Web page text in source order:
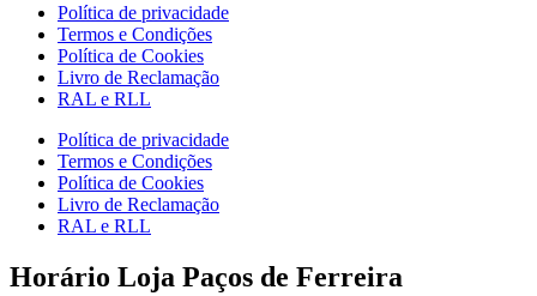
Política de privacidade
Termos e Condições
Política de Cookies
Livro de Reclamação
RAL e RLL
Política de privacidade
Termos e Condições
Política de Cookies
Livro de Reclamação
RAL e RLL
Horário Loja Paços de Ferreira